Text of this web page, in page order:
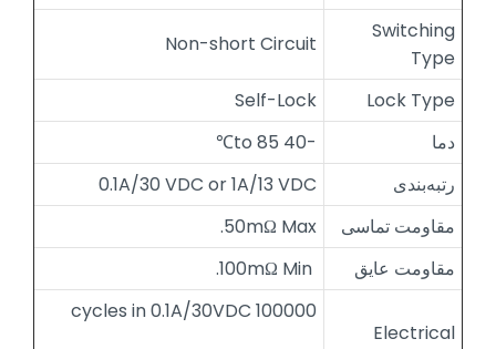
Switching
Type
Non-short Circuit
Lock Type
Self-Lock
دما
-40 to 85℃
رتبه‌بندی
0.1A/30 VDC or 1A/13 VDC
مقاومت تماسی
50mΩ Max.
مقاومت عایق
Electrical
100000 cycles in 0.1A/30VDC